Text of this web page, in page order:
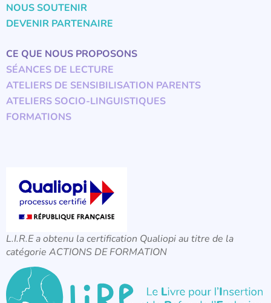
NOUS SOUTENIR
DEVENIR PARTENAIRE
CE QUE NOUS PROPOSONS
SÉANCES DE LECTURE
ATELIERS DE SENSIBILISATION PARENTS
ATELIERS SOCIO-LINGUISTIQUES
FORMATIONS
L.I.R.E a obtenu la certification Qualiopi au titre de la
catégorie ACTIONS DE FORMATION